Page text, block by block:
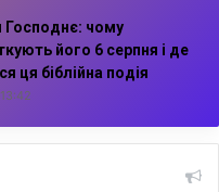
Господнє: чому
його 6 серпня і де
ця біблійна подія